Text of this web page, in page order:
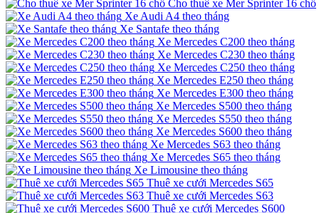
Cho thuê xe Mer Sprinter 16 chỗ
Xe Audi A4 theo tháng
Xe Santafe theo tháng
Xe Mercedes C200 theo tháng
Xe Mercedes C230 theo tháng
Xe Mercedes C250 theo tháng
Xe Mercedes E250 theo tháng
Xe Mercedes E300 theo tháng
Xe Mercedes S500 theo tháng
Xe Mercedes S550 theo tháng
Xe Mercedes S600 theo tháng
Xe Mercedes S63 theo tháng
Xe Mercedes S65 theo tháng
Xe Limousine theo tháng
Thuê xe cưới Mercedes S65
Thuê xe cưới Mercedes S63
Thuê xe cưới Mercedes S600